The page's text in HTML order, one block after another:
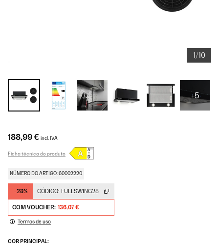
1/10
+5
188,99 € incl. IVA
Ficha técnica do produto
NÚMERO DO ARTIGO: 60002220
-28% CÓDIGO: FULLSWING28
COM VOUCHER: 136,07 €
Termos de uso
COR PRINCIPAL: